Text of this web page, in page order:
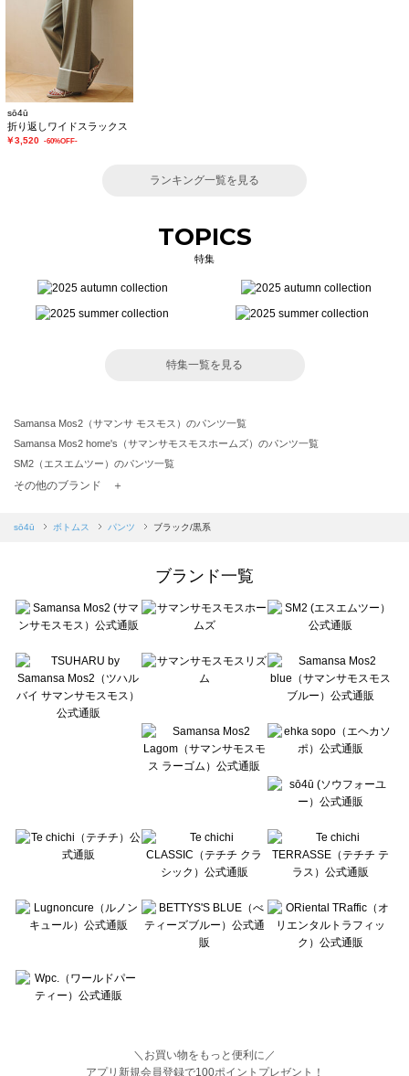
sō4ū
折り返しワイドスラックス
￥3,520 -60%OFF-
ランキング一覧を見る
TOPICS
特集
特集一覧を見る
Samansa Mos2（サマンサ モスモス）のパンツ一覧
Samansa Mos2 home's（サマンサモスモスホームズ）のパンツ一覧
SM2（エスエムツー）のパンツ一覧
TSUHARU by Samansa Mos2（ツハルバイサマンサモスモス）のパンツ一覧
Samansa Mos2 blue（サマンサモスモス ブルー）のパンツ一覧
sō4ū（ソウフォーユー）のパンツ一覧
Te chichi（テチチ）のパンツ一覧
Te chichi CLASSIC（テチチ クラシック）のパンツ一覧
Lugnoncure（ルノンキュール）のパンツ一覧
BETTY'S BLUE（べティーズブルー）のパンツ一覧
Wpc.（ワールドパーティー）のパンツ一覧
その他のブランド ＋
sō4ū ボトムス パンツ ブラック/黒系
ブランド一覧
＼お買い物をもっと便利に／
アプリ新規会員登録で100ポイントプレゼント！